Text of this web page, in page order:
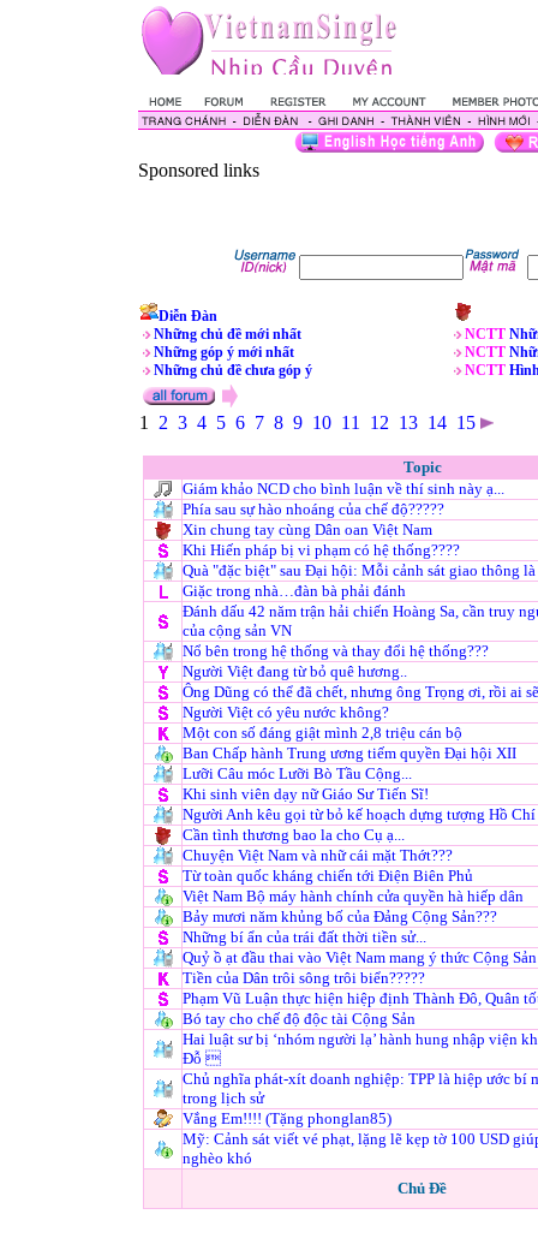
Sponsored links
Diễn Đàn
Những chủ đề mới nhất
Những góp ý mới nhất
Những chủ đề chưa góp ý
NCTT
NCTT
NCTT
1 2 3 4 5 6 7 8 9 10 11 12 13 14 15
Topic
Giám khảo NCD cho bình luận về thí sinh này ạ...
Phía sau sự hào nhoáng của chế độ?????
Xin chung tay cùng Dân oan Việt Nam
Khi Hiến pháp bị vi phạm có hệ thống????
Quà "đặc biệt" sau Đại hội: Mỗi cảnh sát giao thông
Giặc trong nhà…đàn bà phải đánh
Đánh dấu 42 năm trận hải chiến Hoàng Sa, cần truy
của cộng sản VN
Nổ bên trong hệ thống và thay đổi hệ thống???
Người Việt đang từ bỏ quê hương..
Ông Dũng có thể đã chết, nhưng ông Trọng ơi, rồi ai
Người Việt có yêu nước không?
Một con số đáng giật mình 2,8 triệu cán bộ
Ban Chấp hành Trung ương tiếm quyền Đại hội XII
Lưỡi Câu móc Lưỡi Bò Tầu Cộng...
Khi sinh viên dạy nữ Giáo Sư Tiến Sĩ!
Người Anh kêu gọi từ bỏ kế hoạch dựng tượng Hồ
Cần tình thương bao la cho Cụ ạ...
Chuyện Việt Nam và nhữ cái mặt Thớt???
Từ toàn quốc kháng chiến tới Điện Biên Phủ
Việt Nam Bộ máy hành chính cửa quyền hà hiếp dân
Bảy mươi năm khủng bố của Đảng Cộng Sản???
Những bí ẩn của trái đất thời tiền sử...
Quỷ ồ ạt đầu thai vào Việt Nam mang ý thức Cộng Sản
Tiền của Dân trôi sông trôi biển?????
Phạm Vũ Luận thực hiện hiệp định Thành Đô, Quân
Bó tay cho chế độ độc tài Cộng Sản
Hai luật sư bị ‘nhóm người lạ’ hành hung nhập viện
Đỗ 
Chủ nghĩa phát-xít doanh nghiệp: TPP là hiệp ước bí
trong lịch sử
Vắng Em!!!! (Tặng phonglan85)
Mỹ: Cảnh sát viết vé phạt, lặng lẽ kẹp tờ 100 USD
nghèo khó
Chủ Đề